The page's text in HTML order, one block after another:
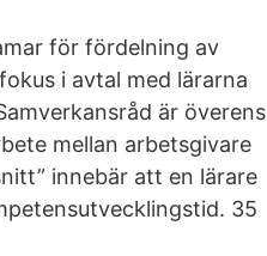
för fördelning av
i avtal med lärarna
är överens
mellan arbetsgivare
innebär att en lärare
35